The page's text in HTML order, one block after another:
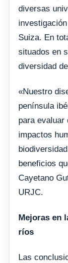
diversas
Suiza. En
situados en
diversidad
«Nuestro
península
para
impactos
beneficios
Cayetano
URJC.
Mejoras en
ríos
Las